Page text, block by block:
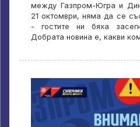
между Газпром-Югра и
21 октомври, няма да се
- гостите ни бяха
Добрата новина е, какви